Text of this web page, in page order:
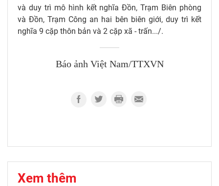
và duy trì mô hình kết nghĩa Đồn, Trạm Biên phòng
và Đồn, Trạm Công an hai bên biên giới, duy trì kết
nghĩa 9 cặp thôn bản và 2 cặp xã - trấn.../.
Báo ảnh Việt Nam/TTXVN
Xem thêm